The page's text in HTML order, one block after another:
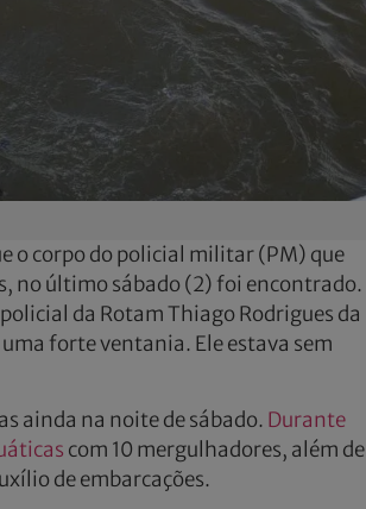
o corpo do policial militar (PM) que
no último sábado (2) foi encontrado.
da Rotam Thiago Rodrigues da
forte ventania. Ele estava sem
ainda na noite de sábado. Durante
com 10 mergulhadores, além de
de embarcações.